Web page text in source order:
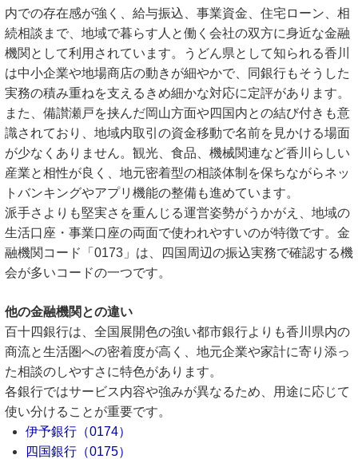
内での存在感が強く、給与振込、事業資金、住宅ローン、相
続相談まで、地域で暮らす人と働く会社の双方に身近な金融
機関として利用されています。うどん県として知られる香川
は中小企業や地場商店の動きが細やかで、同銀行もそうした
実務の積み重ねを支えるきめ細かな対応に定評があります。
また、備讃瀬戸を挟んだ岡山方面や四国内との結び付きも意
識されており、地域内取引の資金移動で名前を見かける場面
が少なくありません。観光、食品、機械関連など香川らしい
産業と相性が良く、地元密着型の相談体制を保ちながらネッ
トバンキングやアプリ機能の整備も進めています。
派手さよりも堅実さを重んじる運営姿勢がうかがえ、地域の
生活口座・事業口座の両面で使われやすいのが特徴です。金
融機関コード「0173」は、四国周辺の振込実務で確認する機
会が多いコードの一つです。
他の金融機関との違い
百十四銀行は、全国展開色の強い都市銀行よりも香川県内の
商流と生活圏への密着度が高く、地元企業や家計に寄り添っ
た相談のしやすさに特色があります。
各銀行ではサービス内容や強みが異なるため、用途に応じて
使い分けることが重要です。
伊予銀行（0174）
四国銀行（0175）